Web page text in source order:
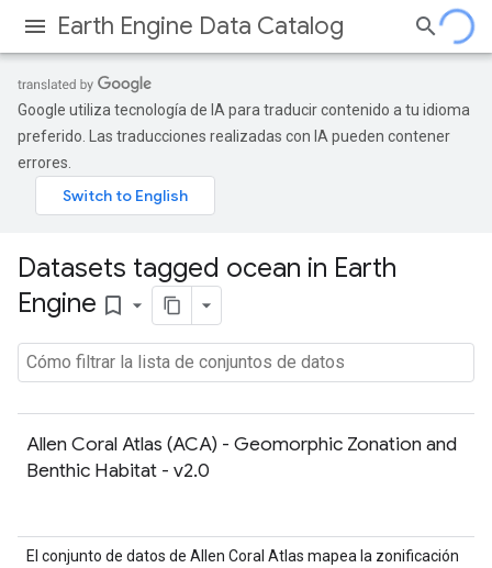
Earth Engine Data Catalog
Google utiliza tecnología de IA para traducir contenido a tu idioma
preferido. Las traducciones realizadas con IA pueden contener
errores.
Datasets tagged ocean in Earth
Engine bookmark_border
Allen Coral Atlas (ACA) - Geomorphic Zonation and
Benthic Habitat - v2.0
El conjunto de datos de Allen Coral Atlas mapea la zonificación